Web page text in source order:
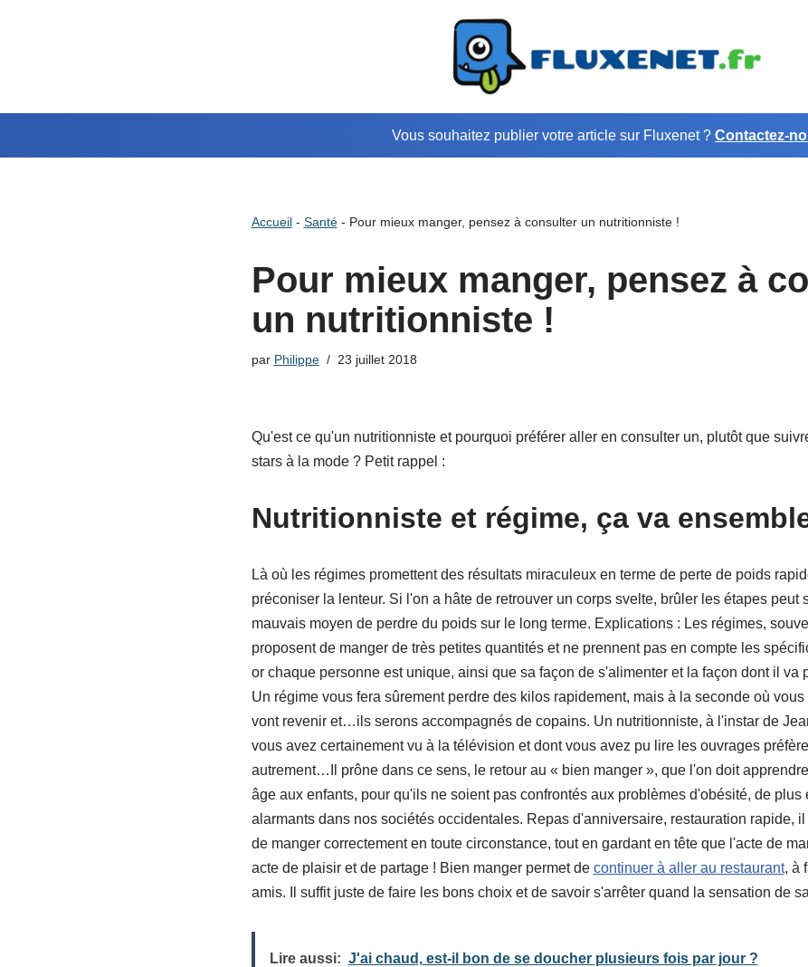
Vous souhaitez publier votre article sur Fluxenet ? Contactez-
Accueil- Santé- Pour mieux manger, pensez à consulter un nutritionniste !
Pour mieux manger, pensez à
un nutritionniste !
par Philippe 23 juillet 2018
Qu'est ce qu'un nutritionniste et pourquoi préférer aller en consulter un, plutôt que
stars à la mode ? Petit rappel :
Nutritionniste et régime, ça va
Là où les régimes promettent des résultats miraculeux en terme de perte de poids
préconiser la lenteur. Si l'on a hâte de retrouver un corps svelte, brûler les étapes peut
mauvais moyen de perdre du poids sur le long terme. Explications : Les régimes,
proposent de manger de très petites quantités et ne prennent pas en compte les
or chaque personne est unique, ainsi que sa façon de s'alimenter et la façon dont il va
Un régime vous fera sûrement perdre des kilos rapidement, mais à la seconde où
vont revenir et…ils serons accompagnés de copains. Un nutritionniste, à l'instar de
vous avez certainement vu à la télévision et dont vous avez pu lire les ouvrages
autrement…Il prône dans ce sens, le retour au « bien manger », que l'on doit
âge aux enfants, pour qu'ils ne soient pas confrontés aux problèmes d'obésité, de plus
alarmants dans nos sociétés occidentales. Repas d'anniversaire, restauration rapide,
de manger correctement en toute circonstance, tout en gardant en tête que l'acte de
acte de plaisir et de partage ! Bien manger permet de continuer à aller au restaurant, à
amis. Il suffit juste de faire les bons choix et de savoir s'arrêter quand la sensation de
Lire aussi: J'ai chaud, est-il bon de se doucher plusieurs fois par jour ?